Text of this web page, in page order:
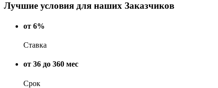
Лучшие условия для наших Заказчиков
от 6%
Ставка
от 36 до 360 мес
Срок